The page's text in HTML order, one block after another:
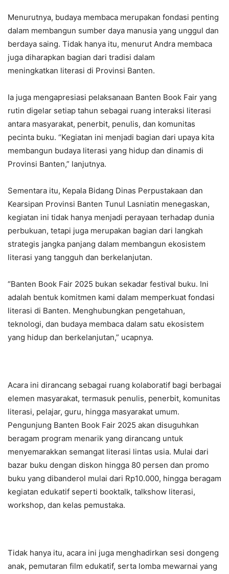
Menurutnya, budaya membaca merupakan fondasi penting
dalam membangun sumber daya manusia yang unggul dan
berdaya saing. Tidak hanya itu, menurut Andra membaca
juga diharapkan bagian dari tradisi dalam
meningkatkan literasi di Provinsi Banten.
Ia juga mengapresiasi pelaksanaan Banten Book Fair yang
rutin digelar setiap tahun sebagai ruang interaksi literasi
antara masyarakat, penerbit, penulis, dan komunitas
pecinta buku. “Kegiatan ini menjadi bagian dari upaya kita
membangun budaya literasi yang hidup dan dinamis di
Provinsi Banten,” lanjutnya.
Sementara itu, Kepala Bidang Dinas Perpustakaan dan
Kearsipan Provinsi Banten Tunul Lasniatin menegaskan,
kegiatan ini tidak hanya menjadi perayaan terhadap dunia
perbukuan, tetapi juga merupakan bagian dari langkah
strategis jangka panjang dalam membangun ekosistem
literasi yang tangguh dan berkelanjutan.
“Banten Book Fair 2025 bukan sekadar festival buku. Ini
adalah bentuk komitmen kami dalam memperkuat fondasi
literasi di Banten. Menghubungkan pengetahuan,
teknologi, dan budaya membaca dalam satu ekosistem
yang hidup dan berkelanjutan,” ucapnya.
Acara ini dirancang sebagai ruang kolaboratif bagi berbagai
elemen masyarakat, termasuk penulis, penerbit, komunitas
literasi, pelajar, guru, hingga masyarakat umum.
Pengunjung Banten Book Fair 2025 akan disuguhkan
beragam program menarik yang dirancang untuk
menyemarakkan semangat literasi lintas usia. Mulai dari
bazar buku dengan diskon hingga 80 persen dan promo
buku yang dibanderol mulai dari Rp10.000, hingga beragam
kegiatan edukatif seperti booktalk, talkshow literasi,
workshop, dan kelas pemustaka.
Tidak hanya itu, acara ini juga menghadirkan sesi dongeng
anak, pemutaran film edukatif, serta lomba mewarnai yang